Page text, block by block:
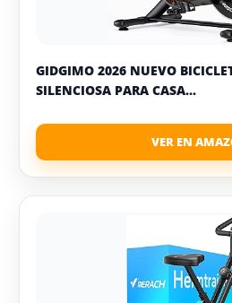
GIDGIMO 2026 NUEVO
SILENCIOSA PARA CASA...